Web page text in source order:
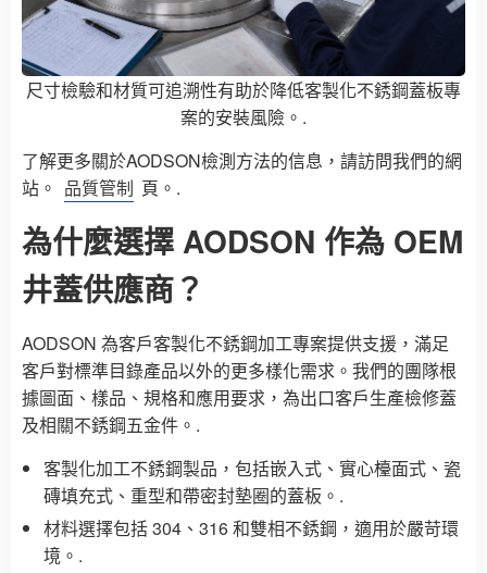
尺寸檢驗和材質可追溯性有助於降低客製化不銹鋼蓋板專
案的安裝風險。.
了解更多關於AODSON檢測方法的信息，請訪問我們的網
站。 品質管制 頁。.
為什麼選擇 AODSON 作為 OEM
井蓋供應商？
AODSON 為客戶客製化不銹鋼加工專案提供支援，滿足
客戶對標準目錄產品以外的更多樣化需求。我們的團隊根
據圖面、樣品、規格和應用要求，為出口客戶生產檢修蓋
及相關不銹鋼五金件。.
客製化加工不銹鋼製品，包括嵌入式、實心檯面式、瓷
磚填充式、重型和帶密封墊圈的蓋板。.
材料選擇包括 304、316 和雙相不銹鋼，適用於嚴苛環
境。.